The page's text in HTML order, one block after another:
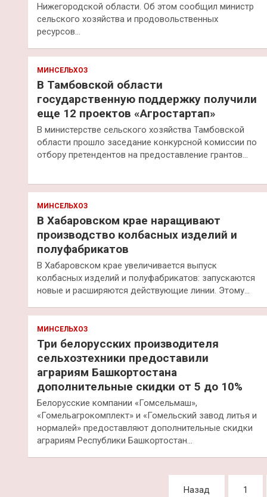
Нижегородской области. Об этом сообщил министр
сельского хозяйства и продовольственных
ресурсов…
МИНСЕЛЬХОЗ
В Тамбовской области
государственную поддержку получили
еще 12 проектов «Агростартап»
В министерстве сельского хозяйства Тамбовской
области прошло заседание конкурсной комиссии по
отбору претендентов на предоставление грантов…
МИНСЕЛЬХОЗ
В Хабаровском крае наращивают
производство колбасных изделий и
полуфабрикатов
В Хабаровском крае увеличивается выпуск
колбасных изделий и полуфабрикатов: запускаются
новые и расширяются действующие линии. Этому…
МИНСЕЛЬХОЗ
Три белорусских производителя
сельхозтехники предоставили
аграриям Башкортостана
дополнительные скидки от 5 до 10%
Белорусские компании «Гомсельмаш»,
«Гомельагрокомплект» и «Гомельский завод литья и
нормалей» предоставляют дополнительные скидки
аграриям Республики Башкортостан…
Назад 1